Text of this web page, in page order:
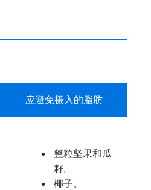
应避免摄入的脂肪
整粒坚果和瓜
籽。
椰子。